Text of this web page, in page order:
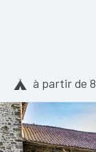
à partir de